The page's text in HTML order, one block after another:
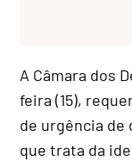
A Câmara dos
feira (15),
de urgência de
que trata da